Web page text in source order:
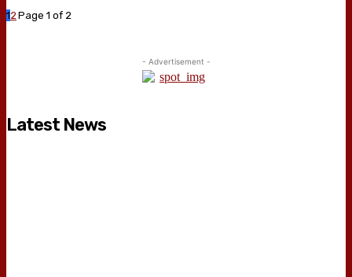
12Page 1 of 2
- Advertisement -
Latest News